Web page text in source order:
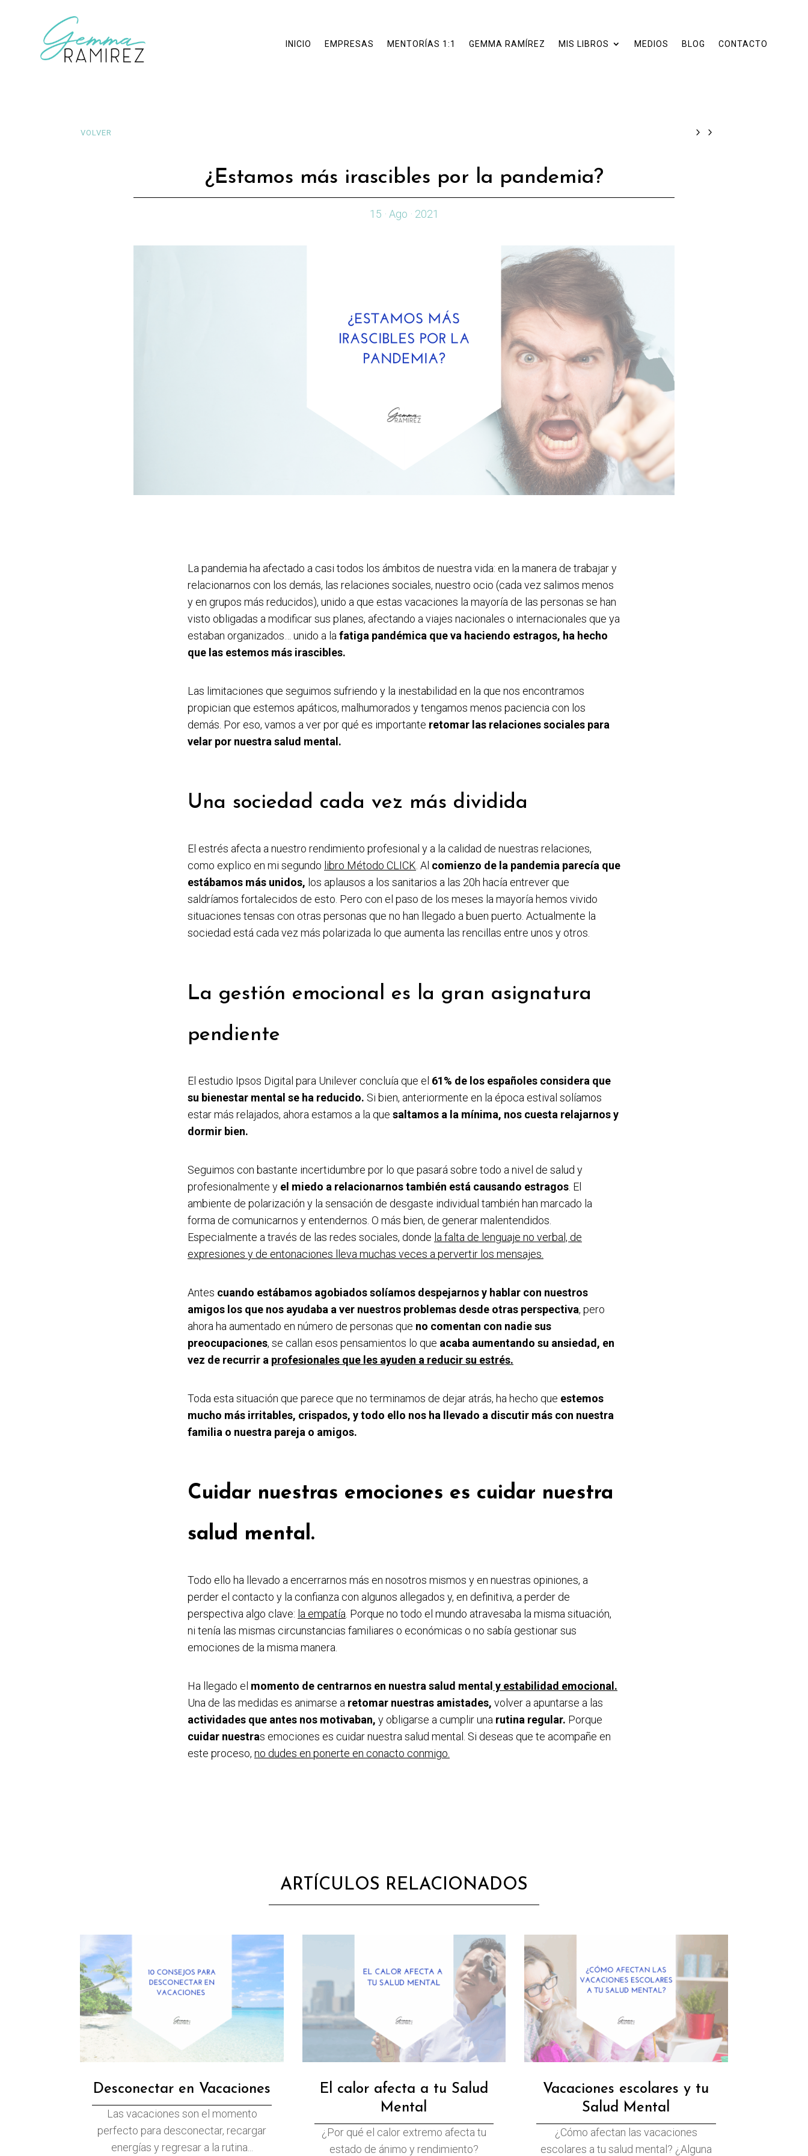
INICIO EMPRESAS MENTORÍAS 1:1 GEMMA RAMÍREZ MIS LIBROS MEDIOS BLOG CONTACTO
VOLVER
¿Estamos más irascibles por la pandemia?
15 · Ago · 2021
La pandemia ha afectado a casi todos los ámbitos de nuestra vida: en la manera de trabajar y
relacionarnos con los demás, las relaciones sociales, nuestro ocio (cada vez salimos menos
y en grupos más reducidos), unido a que estas vacaciones la mayoría de las personas se han
visto obligadas a modificar sus planes, afectando a viajes nacionales o internacionales que ya
estaban organizados… unido a la fatiga pandémica que va haciendo estragos, ha hecho
que las estemos más irascibles.
Las limitaciones que seguimos sufriendo y la inestabilidad en la que nos encontramos
propician que estemos apáticos, malhumorados y tengamos menos paciencia con los
demás. Por eso, vamos a ver por qué es importante retomar las relaciones sociales para
velar por nuestra salud mental.
Una sociedad cada vez más dividida
El estrés afecta a nuestro rendimiento profesional y a la calidad de nuestras relaciones,
como explico en mi segundo libro Método CLICK . Al comienzo de la pandemia parecía que
estábamos más unidos, los aplausos a los sanitarios a las 20h hacía entrever que
saldríamos fortalecidos de esto. Pero con el paso de los meses la mayoría hemos vivido
situaciones tensas con otras personas que no han llegado a buen puerto. Actualmente la
sociedad está cada vez más polarizada lo que aumenta las rencillas entre unos y otros.
La gestión emocional es la gran asignatura
pendiente
El estudio Ipsos Digital para Unilever concluía que el 61% de los españoles considera que
su bienestar mental se ha reducido. Si bien, anteriormente en la época estival solíamos
estar más relajados, ahora estamos a la que saltamos a la mínima, nos cuesta relajarnos y
dormir bien.
Seguimos con bastante incertidumbre por lo que pasará sobre todo a nivel de salud y
profesionalmente y el miedo a relacionarnos también está causando estragos . El
ambiente de polarización y la sensación de desgaste individual también han marcado la
forma de comunicarnos y entendernos. O más bien, de generar malentendidos.
Especialmente a través de las redes sociales, donde la falta de lenguaje no verbal, de
expresiones y de entonaciones lleva muchas veces a pervertir los mensajes.
Antes cuando estábamos agobiados solíamos despejarnos y hablar con nuestros
amigos los que nos ayudaba a ver nuestros problemas desde otras perspectiva, pero
ahora ha aumentado en número de personas que no comentan con nadie sus
preocupaciones, se callan esos pensamientos lo que acaba aumentando su ansiedad, en
vez de recurrir a profesionales que les ayuden a reducir su estrés.
Toda esta situación que parece que no terminamos de dejar atrás, ha hecho que estemos
mucho más irritables, crispados, y todo ello nos ha llevado a discutir más con nuestra
familia o nuestra pareja o amigos.
Cuidar nuestras emociones es cuidar nuestra
salud mental.
Todo ello ha llevado a encerrarnos más en nosotros mismos y en nuestras opiniones, a
perder el contacto y la confianza con algunos allegados y, en definitiva, a perder de
perspectiva algo clave: la empatía . Porque no todo el mundo atravesaba la misma situación,
ni tenía las mismas circunstancias familiares o económicas o no sabía gestionar sus
emociones de la misma manera.
Ha llegado el momento de centrarnos en nuestra salud mental y estabilidad emocional.
Una de las medidas es animarse a retomar nuestras amistades, volver a apuntarse a las
actividades que antes nos motivaban, y obligarse a cumplir una rutina regular. Porque
cuidar nuestras emociones es cuidar nuestra salud mental. Si deseas que te acompañe en
este proceso, no dudes en ponerte en conacto conmigo.
ARTÍCULOS RELACIONADOS
Desconectar en Vacaciones
Las vacaciones son el momento
perfecto para desconectar, recargar
energías y regresar a la rutina...
El calor afecta a tu Salud
Mental
¿Por qué el calor extremo afecta tu
estado de ánimo y rendimiento?
Vacaciones escolares y tu
Salud Mental
¿Cómo afectan las vacaciones
escolares a tu salud mental? ¿Alguna